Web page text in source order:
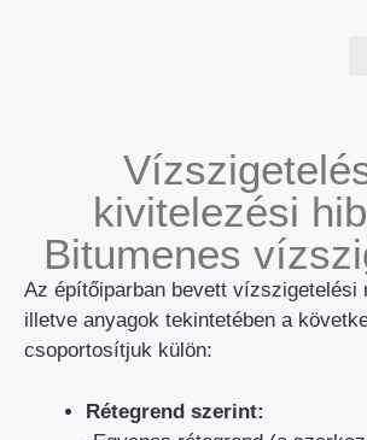
kivitelezési
Bitumenes
Az építőiparban bevett vízszigetelési
illetve anyagok tekintetében a
csoportosítjuk külön:
Rétegrend szerint: